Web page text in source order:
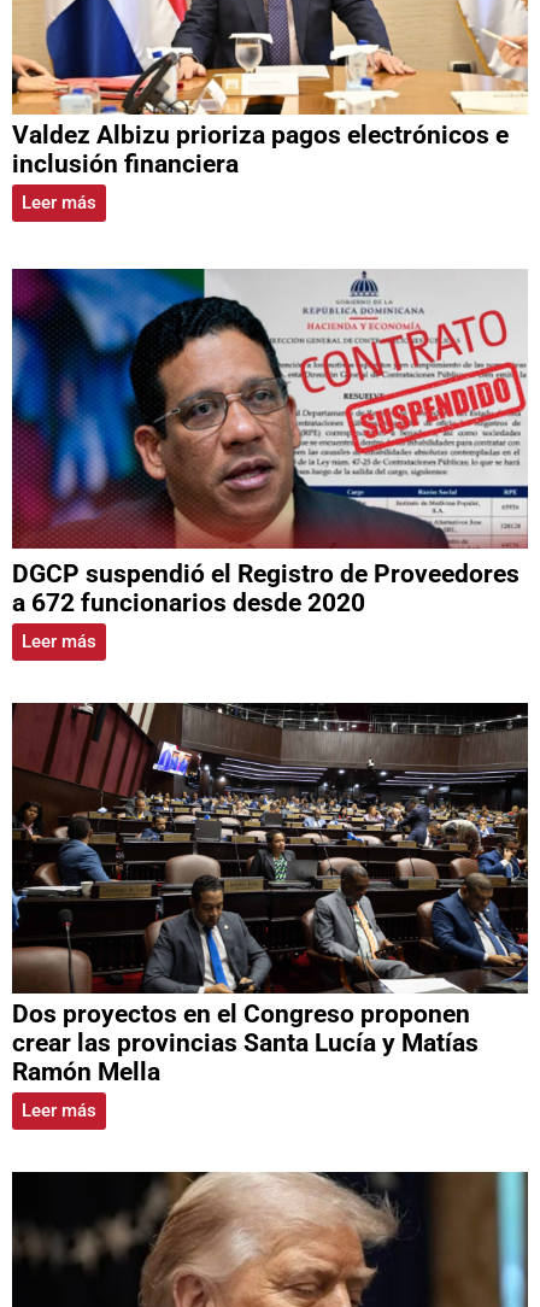
Valdez Albizu prioriza pagos electrónicos e
inclusión financiera
Leer más
DGCP suspendió el Registro de Proveedores
a 672 funcionarios desde 2020
Leer más
Dos proyectos en el Congreso proponen
crear las provincias Santa Lucía y Matías
Ramón Mella
Leer más